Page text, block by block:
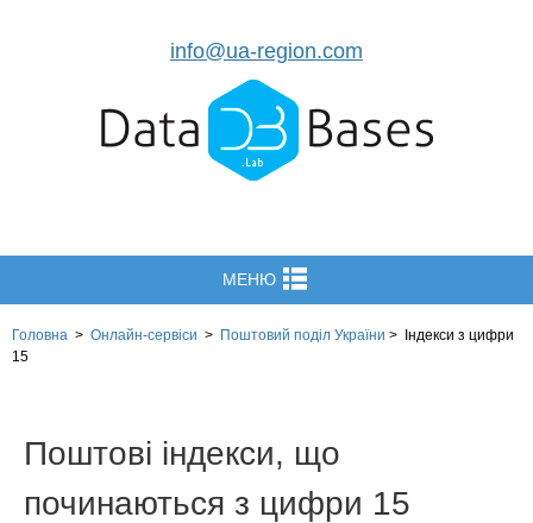
info@ua-region.com
МЕНЮ
Головна > Онлайн-сервіси > Поштовий поділ України >
Індекси з цифри
15
Поштові індекси, що
починаються з цифри 15